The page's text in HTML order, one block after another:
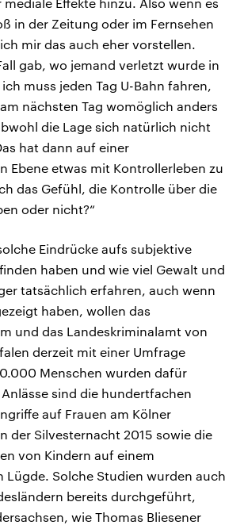
in der Zeitung oder im Fernsehen
mir das auch eher vorstellen.
gab, wo jemand verletzt wurde in
muss jeden Tag U-Bahn fahren,
nächsten Tag womöglich anders
die Lage sich natürlich nicht
hat dann auf einer
Ebene etwas mit Kontrollerleben zu
das Gefühl, die Kontrolle über die
oder nicht?“
Eindrücke aufs subjektive
haben und wie viel Gewalt und
tatsächlich erfahren, auch wenn
haben, wollen das
und das Landeskriminalamt von
derzeit mit einer Umfrage
Menschen wurden dafür
sind die hundertfachen
auf Frauen am Kölner
der Silvesternacht 2015 sowie die
von Kindern auf einem
Lügde. Solche Studien wurden auch
bereits durchgeführt,
wie Thomas Bliesener